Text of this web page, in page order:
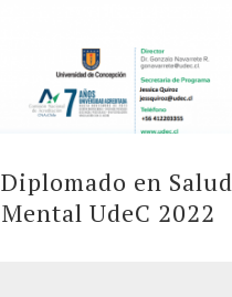
Diplomado en Salud
Mental UdeC 2022